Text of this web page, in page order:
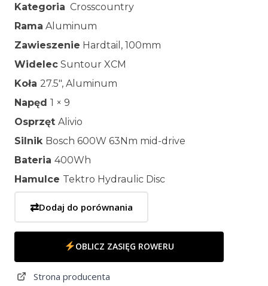
Kategoria Crosscountry
Rama Aluminum
Zawieszenie Hardtail, 100mm
Widelec Suntour XCM
Koła 27.5″, Aluminum
Napęd 1 × 9
Osprzęt Alivio
Silnik Bosch 600W 63Nm mid-drive
Bateria 400Wh
Hamulce Tektro Hydraulic Disc
⇄Dodaj do porównania
OBLICZ ZASIĘG ROWERU
Strona producenta